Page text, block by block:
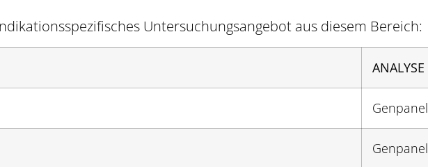
Untersuchungsangebot aus diesem Bereich:
ANALYSE
Genpanel
Genpanel